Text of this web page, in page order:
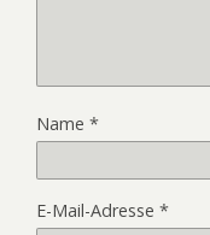
Name *
E-Mail-Adresse *